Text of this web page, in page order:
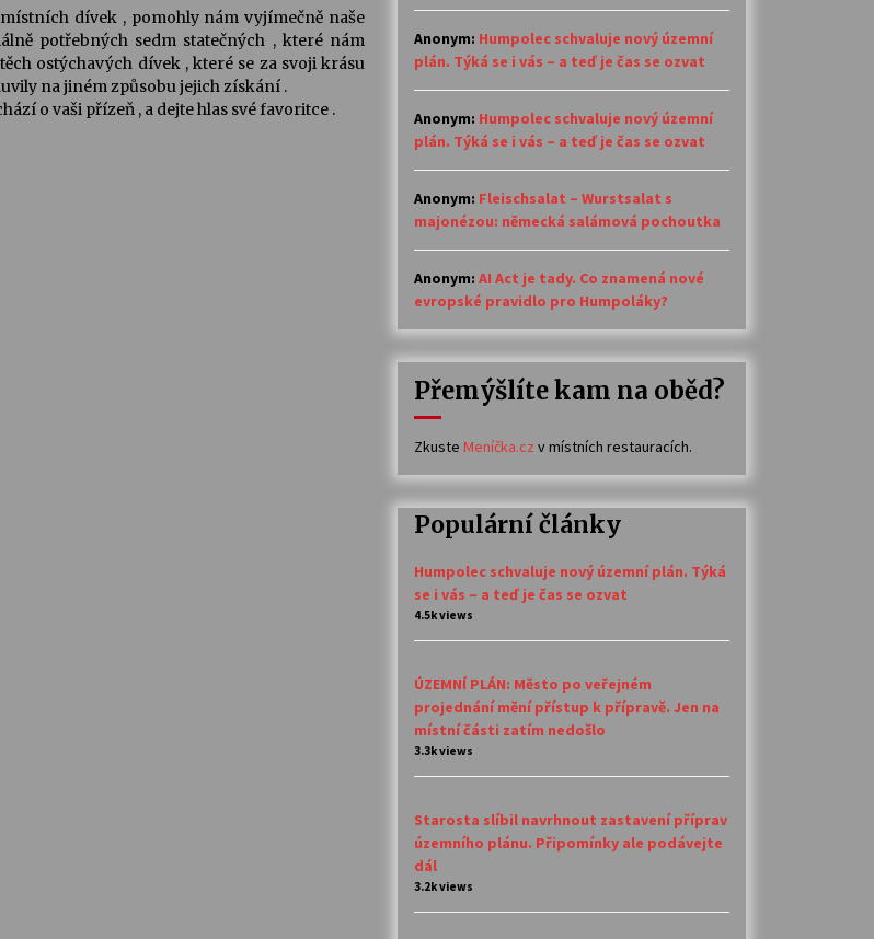
dívek , pomohly nám vyjímečně naše
potřebných sedm statečných , které nám
ostýchavých dívek , které se za svoji krásu
na jiném způsobu jejich získání .
o vaši přízeň , a dejte hlas své favoritce .
Anonym: Humpolec schvaluje nový územní
plán. Týká se i vás – a teď je čas se ozvat
Anonym: Humpolec schvaluje nový územní
plán. Týká se i vás – a teď je čas se ozvat
Anonym: Fleischsalat – Wurstsalat s
majonézou: německá salámová pochoutka
Anonym: AI Act je tady. Co znamená nové
evropské pravidlo pro Humpoláky?
Přemýšlíte kam na oběd?
Zkuste Meníčka.cz v místních restauracích.
Populární články
Humpolec schvaluje nový územní plán. Týká
se i vás – a teď je čas se ozvat
4.5k views
ÚZEMNÍ PLÁN: Město po veřejném
projednání mění přístup k přípravě. Jen na
místní části zatím nedošlo
3.3k views
Starosta slíbil navrhnout zastavení příprav
územního plánu. Připomínky ale podávejte
dál
3.2k views